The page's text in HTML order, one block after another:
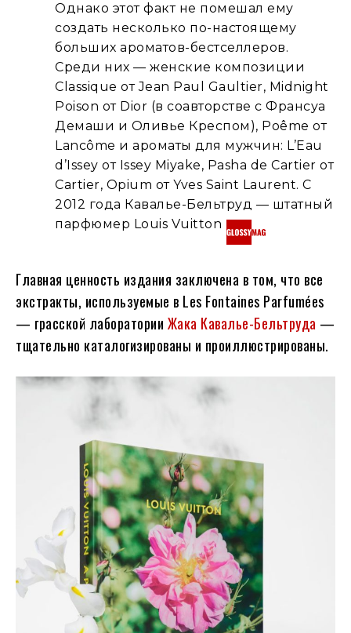
Однако этот факт не помешал ему
создать несколько по-настоящему
больших ароматов-бестселлеров.
Среди них — женские композиции
Classique от Jean Paul Gaultier, Midnight
Poison от Dior (в соавторстве с Франсуа
Демаши и Оливье Креспом), Poême от
Lancôme и ароматы для мужчин: L’Eau
d’Issey от Issey Miyake, Pasha de Cartier от
Cartier, Opium от Yves Saint Laurent. С
2012 года Кавалье-Бельтруд — штатный
парфюмер Louis Vuitton
Главная ценность издания заключена в том, что все
экстракты, используемые в Les Fontaines Parfumées
— грасской лаборатории Жака Кавалье-Бельтруда —
тщательно каталогизированы и проиллюстрированы.